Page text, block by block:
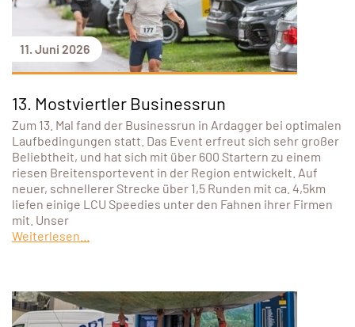
11. Juni 2026
13. Mostviertler Businessrun
Zum 13. Mal fand der Businessrun in Ardagger bei optimalen
Laufbedingungen statt. Das Event erfreut sich sehr großer
Beliebtheit, und hat sich mit über 600 Startern zu einem
riesen Breitensportevent in der Region entwickelt. Auf
neuer, schnellerer Strecke über 1,5 Runden mit ca. 4,5km
liefen einige LCU Speedies unter den Fahnen ihrer Firmen
mit. Unser
Weiterlesen...